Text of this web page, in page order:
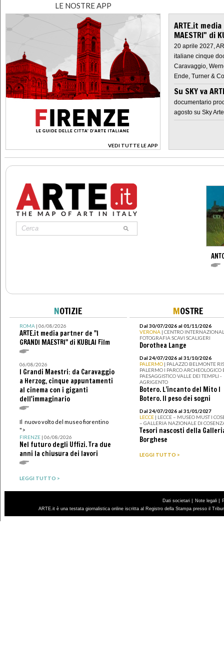
LE NOSTRE APP
VEDI TUTTE LE APP
>
ARTE.it
MAESTRI" di
20 aprile 2027,
italiane cinque
Caravaggio,
Ende, Turner &
Su SKY va
documentario
agosto su Sky Arte
NOTIZIE
ROMA| 06/08/2026
ARTE.it media partner de "I
GRANDI MAESTRI" di KUBLAI Film
06/08/2026
I Grandi Maestri: da Caravaggio
a Herzog, cinque appuntamenti
al cinema con i giganti
dell'immaginario
Il nuovo volto del museo fiorentino
">
FIRENZE| 06/08/2026
Nel futuro degli Uffizi. Tra due
anni la chiusura dei lavori
LEGGI TUTTO >
MOSTRE
Dal 30/07/2026 al 01/11/2026
VERONA | CENTRO
FOTOGRAFIA SCAVI SCALIGERI
Dorothea Lange
Dal 24/07/2026 al 31/10/2026
PALERMO | PALAZZO BELMONTE
PALERMO I PARCO ARCHEOLOGICO
PAESAGGISTICO VALLE DEI TEMPLI -
AGRIGENTO
Botero. L’incanto del Mito I
Botero. Il peso dei sogni
Dal 24/07/2026 al 31/01/2027
LECCE | LECCE – MUSEO MUST I
– GALLERIA NAZIONALE DI
Tesori nascosti della
Borghese
LEGGI TUTTO >
Dati societari | Note legali |
ARTE.it è una testata giornalistica online iscritta al Registro della Stampa presso il